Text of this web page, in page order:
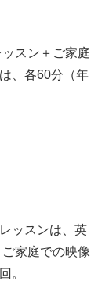
スン＋ご家庭
、各60分（年
ッスンは、英
家庭での映像
。